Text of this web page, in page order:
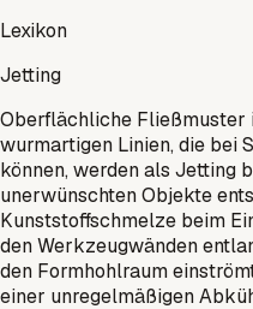
Lexikon
Jetting
Oberflächliche Fließmuster
wurmartigen Linien, die bei
können, werden als Jetting
unerwünschten Objekte
Kunststoffschmelze beim
den Werkzeugwänden
den Formhohlraum
einer unregelmäßigen